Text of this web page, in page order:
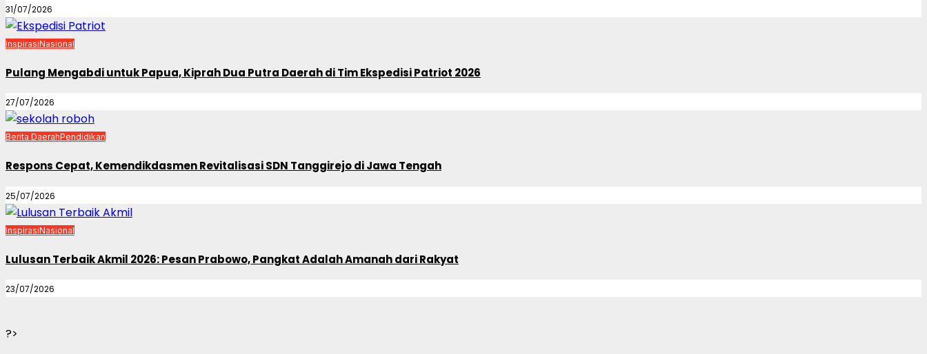
31/07/2026
InspirasiNasional
Pulang Mengabdi untuk Papua, Kiprah Dua Putra Daerah di Tim Ekspedisi Patriot 2026
27/07/2026
Berita DaerahPendidikan
Respons Cepat, Kemendikdasmen Revitalisasi SDN Tanggirejo di Jawa Tengah
25/07/2026
InspirasiNasional
Lulusan Terbaik Akmil 2026: Pesan Prabowo, Pangkat Adalah Amanah dari Rakyat
23/07/2026
?>